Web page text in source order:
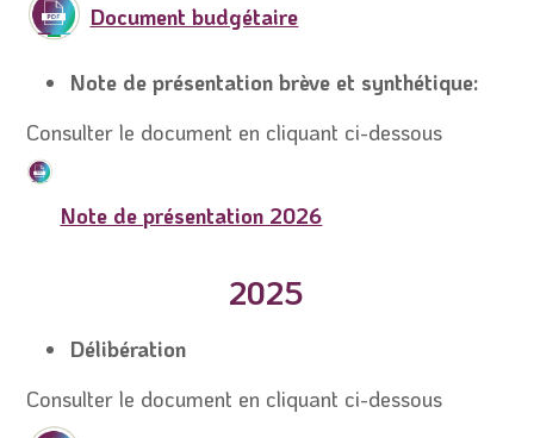
Document budgétaire
Note de présentation brève et synthétique:
Consulter le document en cliquant ci-dessous
Note de présentation 2026
2025
Délibération
Consulter le document en cliquant ci-dessous